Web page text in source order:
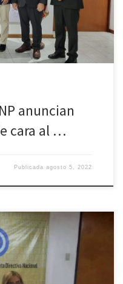
en una rueda de prensa
la […]
anuncian
cara al …
Publicadaagosto 5, 2022
a través de su Junta
Clínicos Movilab